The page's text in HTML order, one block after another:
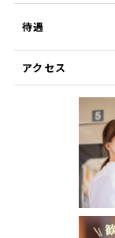
待遇
アクセス